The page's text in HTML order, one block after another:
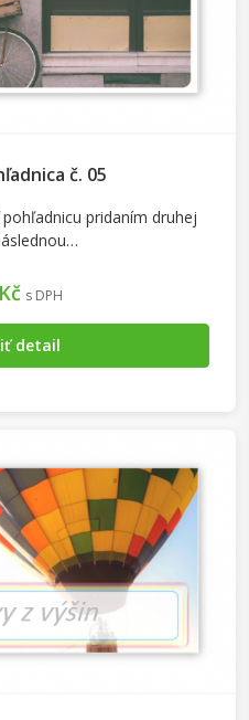
č. 05
pridaním druhej
s DPH
detail